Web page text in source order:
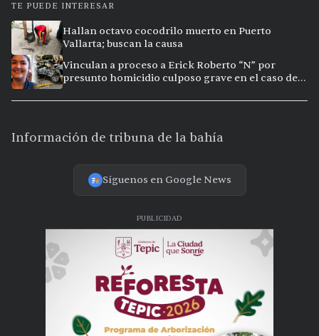
TE PUEDE INTERESAR
Hallan octavo cocodrilo muerto en Puerto
Vallarta; buscan la causa
Vinculan a proceso a Erick Roberto “N” por
presunto homicidio culposo grave en el caso de
Información de tribuna de la bahía
Síguenos en Google News
PUBLICIDAD